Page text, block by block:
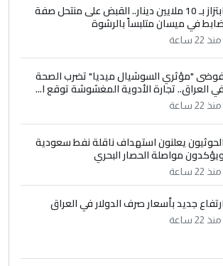
الزيارة تنفع لبنان، دون الشعب
احترق بحر الصيف، في حين
...
نواف سلام في بغداد.. "الفيول" مقابل
العراقي
ابتزاز بـ 10 ملايين دينار.. القبض على منتحل صفة
ضابط في ميسان متلبساً بالرشوة
منذ 22 ساعة
فوضى "مؤثري السوشيال ميديا" تضرب الصحة
في العراق.. تجارة الأدوية المغشوشة توقع ا...
منذ 22 ساعة
الحوثيون يعلنون استهداف ناقلة نفط سعودية
ويؤكدون مواصلة الحصار البحري
منذ 22 ساعة
ارتفاع جديد بأسعار صرف الدولار في العراق
منذ 22 ساعة